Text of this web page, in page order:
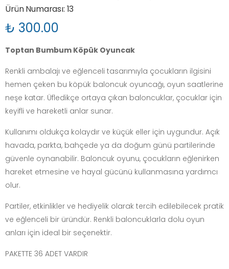
Ürün Numarası: 13
₺ 300.00
Toptan Bumbum Köpük Oyuncak
Renkli ambalajı ve eğlenceli tasarımıyla çocukların ilgisini
hemen çeken bu köpük baloncuk oyuncağı, oyun saatlerine
neşe katar. Üfledikçe ortaya çıkan baloncuklar, çocuklar için
keyifli ve hareketli anlar sunar.
Kullanımı oldukça kolaydır ve küçük eller için uygundur. Açık
havada, parkta, bahçede ya da doğum günü partilerinde
güvenle oynanabilir. Baloncuk oyunu, çocukların eğlenirken
hareket etmesine ve hayal gücünü kullanmasına yardımcı
olur.
Partiler, etkinlikler ve hediyelik olarak tercih edilebilecek pratik
ve eğlenceli bir üründür. Renkli baloncuklarla dolu oyun
anları için ideal bir seçenektir.
PAKETTE 36 ADET VARDIR